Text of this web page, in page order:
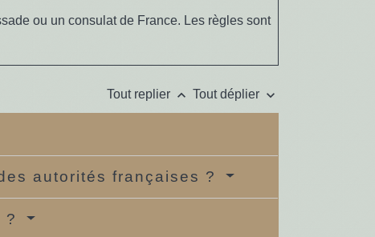
ou un consulat de France. Les règles sont
Tout replier keyboard_arrow_up Tout déplier keyboard_arrow_down
autorités françaises ?
?